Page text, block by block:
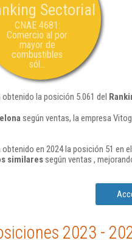
Sectorial
CNAE 4681:
Comercio al por
mayor de
combustibles
sól...
obtenido la posición 5.061 del
según ventas, la empresa
en 2024 la posición 51 en el
similaressegún ventas ,
2023 -